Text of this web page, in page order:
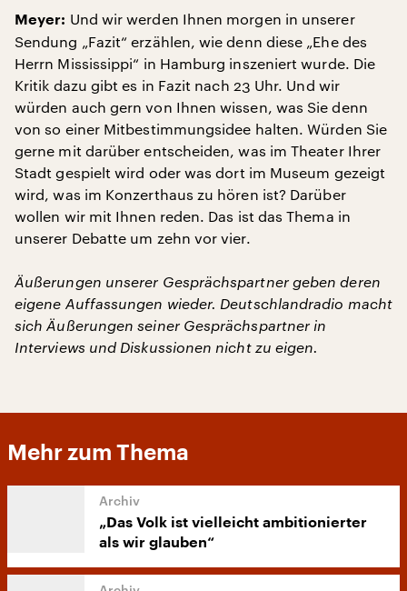
Meyer: Und wir werden Ihnen morgen in unserer
Sendung „Fazit“ erzählen, wie denn diese „Ehe des
Herrn Mississippi“ in Hamburg inszeniert wurde. Die
Kritik dazu gibt es in Fazit nach 23 Uhr. Und wir
würden auch gern von Ihnen wissen, was Sie denn
von so einer Mitbestimmungsidee halten. Würden Sie
gerne mit darüber entscheiden, was im Theater Ihrer
Stadt gespielt wird oder was dort im Museum gezeigt
wird, was im Konzerthaus zu hören ist? Darüber
wollen wir mit Ihnen reden. Das ist das Thema in
unserer Debatte um zehn vor vier.
Äußerungen unserer Gesprächspartner geben deren
eigene Auffassungen wieder. Deutschlandradio macht
sich Äußerungen seiner Gesprächspartner in
Interviews und Diskussionen nicht zu eigen.
Mehr zum Thema
„Das Volk ist vielleicht ambitionierter
als wir glauben“